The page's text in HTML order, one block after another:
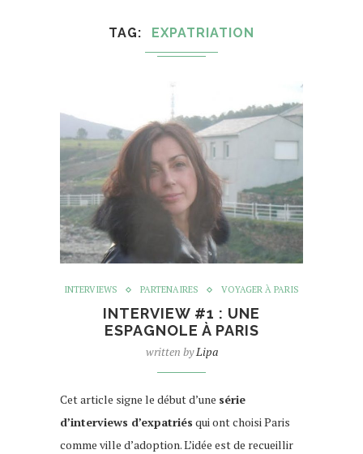
TAG EXPATRIATION
INTERVIEWS PARTENAIRES VOYAGER À PARIS
INTERVIEW #1 : UNE
ESPAGNOLE À PARIS
written byLipa
Cet article signe le début d’une série
d’interviews d’expatriés qui ont choisi Paris
comme ville d’adoption. L’idée est de recueillir